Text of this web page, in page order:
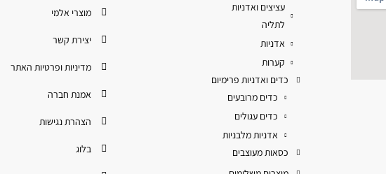
עציצים ואדניות
לתליה
אדניות
קערות
כדים ואדניות פרימיום
כדים מרובעים
כדים עגולים
אדניות מלבניות
כסאות מעוצבים
מוצרי אלמי
יצירת קשר
מדיניות ופרטיות האתר
אמנת חברה
הצהרת נגישות
בלוג